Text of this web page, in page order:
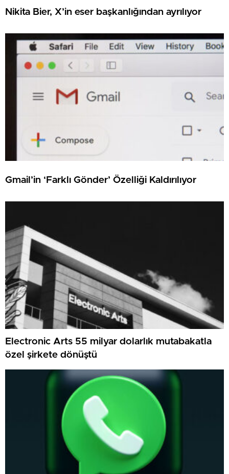
Nikita Bier, X’in eser başkanlığından ayrılıyor
Gmail’in ‘Farklı Gönder’ Özelliği Kaldırılıyor
Electronic Arts 55 milyar dolarlık mutabakatla
özel şirkete dönüştü